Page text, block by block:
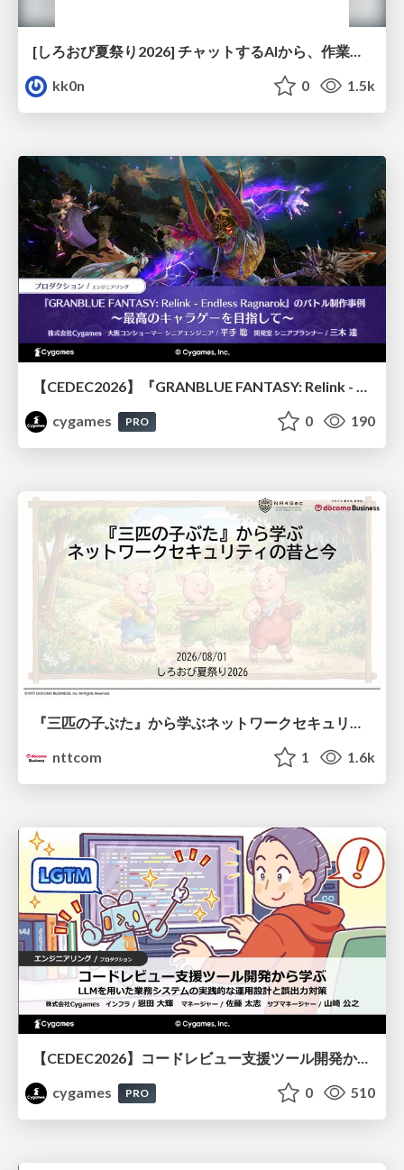
[しろおび夏祭り2026] チャットするAIから、作業するAIへ - 使われ方の変化と、その裏側で起きていること
kk0n
0 1.5k
【CEDEC2026】『GRANBLUE FANTASY: Relink - Endless Ragnarok』のバトル制作事例 ～最高のキャラゲーを目指して～
cygames
PRO 0 190
nttcom
1 1.6k
【CEDEC2026】コードレビュー支援ツール開発から学ぶ：LLMを用いた業務システムの実践的な運用設計と誤出力対策
cygames
PRO 0 510